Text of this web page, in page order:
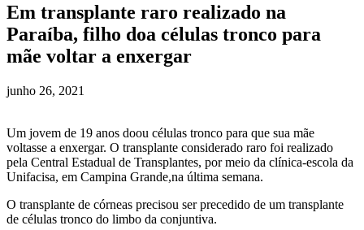
Em transplante raro realizado na
Paraíba, filho doa células tronco para
mãe voltar a enxergar
junho 26, 2021
Um jovem de 19 anos doou células tronco para que sua mãe
voltasse a enxergar. O transplante considerado raro foi realizado
pela Central Estadual de Transplantes, por meio da clínica-escola da
Unifacisa, em Campina Grande,na última semana.
O transplante de córneas precisou ser precedido de um transplante
de células tronco do limbo da conjuntiva.